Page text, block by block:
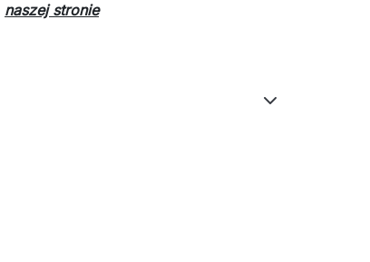
naszej stronie